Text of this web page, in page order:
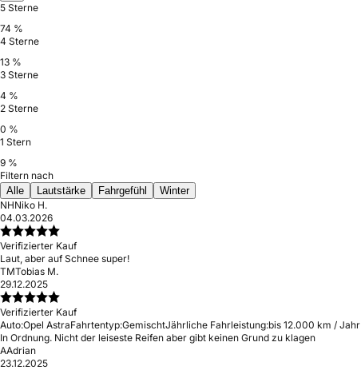
5 Sterne
74 %
4 Sterne
13 %
3 Sterne
4 %
2 Sterne
0 %
1 Stern
9 %
Filtern nach
Alle
Lautstärke Fahrgefühl
Winter
NHNiko H.
04.03.2026
Verifizierter Kauf
Laut, aber auf Schnee super!
TMTobias M.
29.12.2025
Verifizierter Kauf
Auto:Opel AstraFahrtentyp:GemischtJährliche Fahrleistung:bis 12.000 km / Jahr
In Ordnung. Nicht der leiseste Reifen aber gibt keinen Grund zu klagen
AAdrian
23.12.2025